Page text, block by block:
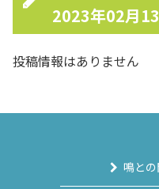
2023年02月
投稿情報はありません
鳴と